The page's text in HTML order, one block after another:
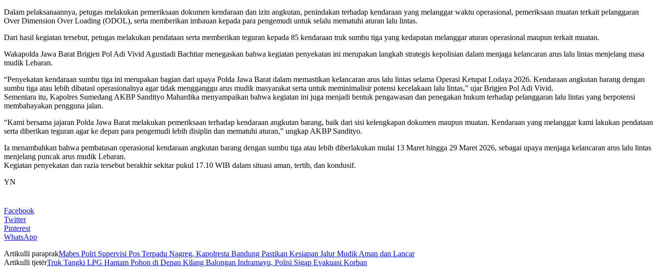
Dalam pelaksanaannya, petugas melakukan pemeriksaan dokumen kendaraan dan izin angkutan, penindakan terhadap kendaraan yang melanggar waktu operasional, pemeriksaan muatan terkait pelanggaran
Over Dimension Over Loading (ODOL), serta memberikan imbauan kepada para pengemudi untuk selalu mematuhi aturan lalu lintas.
Dari hasil kegiatan tersebut, petugas melakukan pendataan serta memberikan teguran kepada 85 kendaraan truk sumbu tiga yang kedapatan melanggar aturan operasional maupun terkait muatan.
Wakapolda Jawa Barat Brigjen Pol Adi Vivid Agustiadi Bachtiar menegaskan bahwa kegiatan penyekatan ini merupakan langkah strategis kepolisian dalam menjaga kelancaran arus lalu lintas menjelang masa
mudik Lebaran.
“Penyekatan kendaraan sumbu tiga ini merupakan bagian dari upaya Polda Jawa Barat dalam memastikan kelancaran arus lalu lintas selama Operasi Ketupat Lodaya 2026. Kendaraan angkutan barang dengan
sumbu tiga atau lebih dibatasi operasionalnya agar tidak mengganggu arus mudik masyarakat serta untuk meminimalisir potensi kecelakaan lalu lintas,” ujar Brigjen Pol Adi Vivid.
Sementara itu, Kapolres Sumedang AKBP Sandityo Mahardika menyampaikan bahwa kegiatan ini juga menjadi bentuk pengawasan dan penegakan hukum terhadap pelanggaran lalu lintas yang berpotensi
membahayakan pengguna jalan.
“Kami bersama jajaran Polda Jawa Barat melakukan pemeriksaan terhadap kendaraan angkutan barang, baik dari sisi kelengkapan dokumen maupun muatan. Kendaraan yang melanggar kami lakukan pendataan
serta diberikan teguran agar ke depan para pengemudi lebih disiplin dan mematuhi aturan,” ungkap AKBP Sandityo.
Ia menambahkan bahwa pembatasan operasional kendaraan angkutan barang dengan sumbu tiga atau lebih diberlakukan mulai 13 Maret hingga 29 Maret 2026, sebagai upaya menjaga kelancaran arus lalu lintas
menjelang puncak arus mudik Lebaran.
Kegiatan penyekatan dan razia tersebut berakhir sekitar pukul 17.10 WIB dalam situasi aman, tertib, dan kondusif.
YN
Facebook
Twitter
Pinterest
WhatsApp
Artikulli paraprakMabes Polri Supervisi Pos Terpadu Nagreg, Kapolresta Bandung Pastikan Kesiapan Jalur Mudik Aman dan Lancar
Artikulli tjetërTruk Tangki LPG Hantam Pohon di Depan Kilang Balongan Indramayu, Polisi Sigap Evakuasi Korban